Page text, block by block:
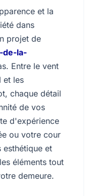
et la
dans
projet de
de-la-
Entre le vent
et les
chaque détail
de vos
d'expérience
ou votre cour
esthétique et
éléments tout
demeure.